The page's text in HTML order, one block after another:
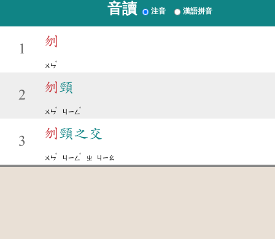
音讀 注音 漢語拼音
1
刎
ㄨㄣ
ˇ
2
刎頸
ㄨㄣ
ˇ
ㄐㄧㄥ
ˇ
3
刎頸之交
ㄨㄣ
ˇ
ㄐㄧㄥ
ˇ
ㄓ ㄐㄧㄠ